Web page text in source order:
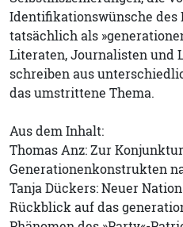
Identifikationswünsche des
tatsächlich als
Literaten, Journalisten und
schreiben aus
das umstrittene Thema.
Aus dem Inhalt:
Thomas Anz: Zur
Generationenkonstrukten
Tanja Dückers: Neuer
Rückblick auf das